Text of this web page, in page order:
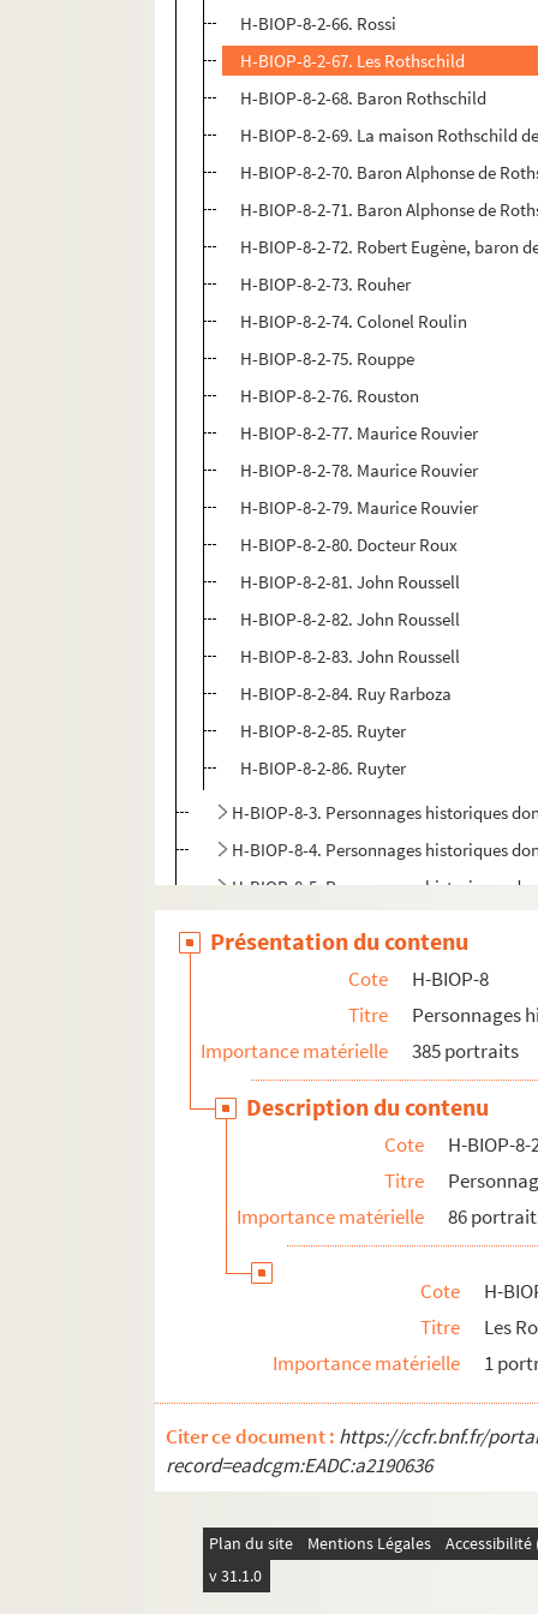
H-BIOP-8-2-66. Rossi
H-BIOP-8-2-67. Les Rothschild
H-BIOP-8-2-68. Baron Rothschild
H-BIOP-8-2-69. La maison Rothschild
H-BIOP-8-2-70. Baron Alphonse de
H-BIOP-8-2-71. Baron Alphonse de
H-BIOP-8-2-72. Robert Eugène, baron
H-BIOP-8-2-73. Rouher
H-BIOP-8-2-74. Colonel Roulin
H-BIOP-8-2-75. Rouppe
H-BIOP-8-2-76. Rouston
H-BIOP-8-2-77. Maurice Rouvier
H-BIOP-8-2-78. Maurice Rouvier
H-BIOP-8-2-79. Maurice Rouvier
H-BIOP-8-2-80. Docteur Roux
H-BIOP-8-2-81. John Roussell
H-BIOP-8-2-82. John Roussell
H-BIOP-8-2-83. John Roussell
H-BIOP-8-2-84. Ruy Rarboza
H-BIOP-8-2-85. Ruyter
H-BIOP-8-2-86. Ruyter
H-BIOP-8-3. Personnages historiques
H-BIOP-8-4. Personnages historiques
H-BIOP-8-5. Personnages historiques
H-BIOP-9. Portraits de personnages du
Présentation du contenu
Cote
H-BIOP-8
Titre
Personnages
Importance matérielle
385 portraits
Description du contenu
Cote
H-BIOP-8-
Titre
Importance matérielle
86
Cote
H-
Titre
Les
Importance matérielle
1
Citer ce document : https://ccfr.bnf.fr/
record=eadcgm:EADC:a2190636
Plan du site Mentions Légales
v 31.1.0